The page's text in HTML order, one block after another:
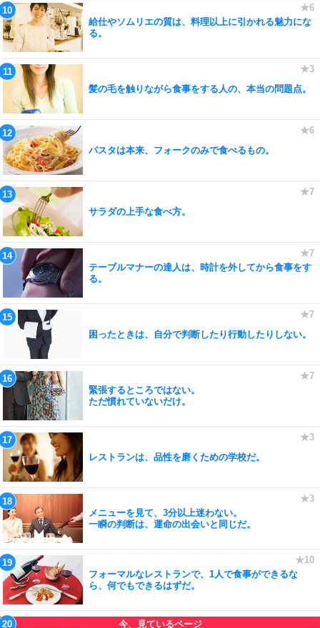
給仕やソムリエの質は、料理以上に引かれる魅力にな
る。
髪の毛を触りながら食事をする人の、本当の問題点。
パスタは本来、フォークのみで食べるもの。
サラダの上手な食べ方。
テーブルマナーの達人は、時計を外してから食事をす
る。
困ったときは、自分で判断したり行動したりしない。
緊張するところではない。
ただ慣れていないだけ。
レストランは、品性を磨くための学校だ。
メニューを見て、3分以上迷わない。
一瞬の判断は、運命の出会いと同じだ。
フォーマルなレストランで、1人で食事ができるな
ら、何でもできるはずだ。